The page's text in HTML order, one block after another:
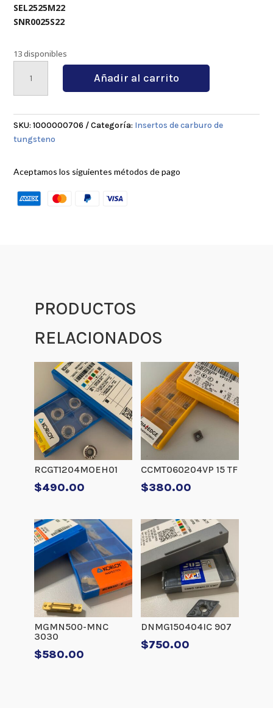
SEL2525M22
SNR0025S22
13 disponibles
5ACME
cantidad
Añadir al carrito
SKU:1000000706 Categoría: Insertos de carburo de
tungsteno
Aceptamos los siguientes métodos de pago
PRODUCTOS
RELACIONADOS
RCGT1204MOEH01
$490.00
CCMT060204VP 15 TF
$380.00
MGMN500-MNC
3030
$580.00
DNMG150404IC 907
$750.00